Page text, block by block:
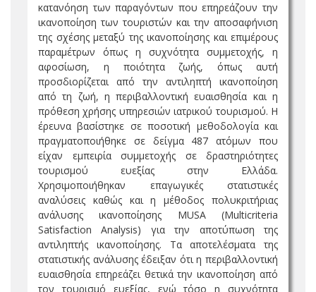
κατανόηση των παραγόντων που επηρεάζουν την
ικανοποίηση των τουριστών και την αποσαφήνιση
της σχέσης μεταξύ της ικανοποίησης και επιμέρους
παραμέτρων όπως η συχνότητα συμμετοχής, η
αφοσίωση, η ποιότητα ζωής, όπως αυτή
προσδιορίζεται από την αντιληπτή ικανοποίηση
από τη ζωή, η περιβαλλοντική ευαισθησία και η
πρόθεση χρήσης υπηρεσιών ιατρικού τουρισμού. Η
έρευνα βασίστηκε σε ποσοτική μεθοδολογία και
πραγματοποιήθηκε σε δείγμα 487 ατόμων που
είχαν εμπειρία συμμετοχής σε δραστηριότητες
τουρισμού ευεξίας στην Ελλάδα.
Χρησιμοποιήθηκαν επαγωγικές στατιστικές
αναλύσεις καθώς και η μέθοδος πολυκριτήριας
ανάλυσης ικανοποίησης MUSA (Multicriteria
Satisfaction Analysis) για την αποτύπωση της
αντιληπτής ικανοποίησης. Τα αποτελέσματα της
στατιστικής ανάλυσης έδειξαν ότι η περιβαλλοντική
ευαισθησία επηρεάζει θετικά την ικανοποίηση από
τον τουρισμό ευεξίας, ενώ τόσο η συχνότητα